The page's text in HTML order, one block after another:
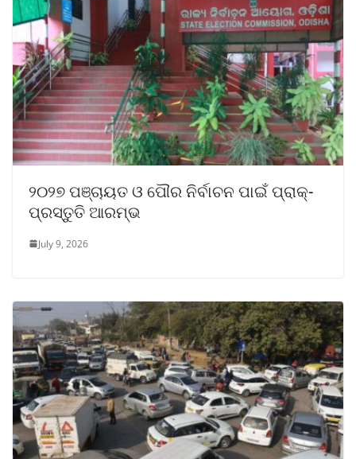
୨୦୨୭ ପଞ୍ଚାୟତ ଓ ପୌର ନିର୍ବାଚନ ପାଇଁ ପ୍ରାକ୍-
ପ୍ରସ୍ତୁତି ଆରମ୍ଭ
July 9, 2026